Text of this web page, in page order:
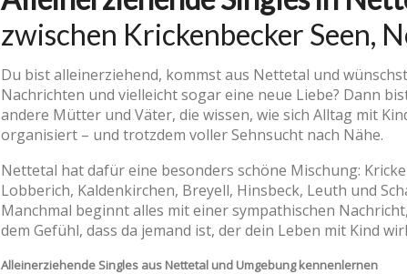
zwischen Krickenbecker Seen,
Du bist alleinerziehend, kommst aus Nettetal und
Nachrichten und vielleicht sogar eine neue Liebe? Dann
andere Mütter und Väter, die wissen, wie sich Alltag mit
organisiert – und trotzdem voller Sehnsucht nach Nähe.
Nettetal hat dafür eine besonders schöne Mischung:
Lobberich, Kaldenkirchen, Breyell, Hinsbeck, Leuth und
Manchmal beginnt alles mit einer sympathischen
dem Gefühl, dass da jemand ist, der dein Leben mit Kind
Alleinerziehende Singles aus Nettetal und Umgebung kennenlernen